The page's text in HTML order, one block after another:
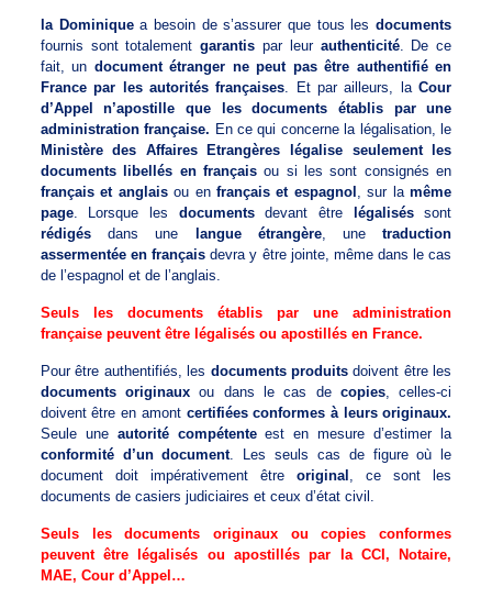
la Dominiquea besoin de s’assurer que tous lesdocuments
fournis sont totalementgarantis par leur authenticité. De ce
fait, un document étranger ne peut pas être authentifié en
France par les autorités françaises . Et par ailleurs, laCour
d’Appel n’apostille que les documents établis par une
administration française. En ce qui concerne la légalisation, le
Ministère des Affaires Etrangères légalise seulement les
documents libellés en françaisou si les sont consignés en
français et anglaisou en français et espagnol , sur lamême
page. Lorsque les documentsdevant être légaliséssont
rédigésdans une langue étrangère, unetraduction
assermentée en français devra y être jointe, même dans le cas
de l’espagnol et de l’anglais.
Seuls les documents établis par une administration
française peuvent être légalisés ou apostillés en France.
Pour être authentifiés, les documents produitsdoivent être les
documents originaux ou dans le cas de copies, celles-ci
doivent être en amont certifiées conformes à leurs originaux.
Seule une autorité compétenteest en mesure d’estimer la
conformité d’un document. Les seuls cas de figure où le
document doit impérativement êtreoriginal
, ce sont les
documents de casiers judiciaires et ceux d’état civil.
Seuls les documents originaux ou copies conformes
peuvent être légalisés ou apostillés par la CCI, Notaire,
MAE, Cour d’Appel…